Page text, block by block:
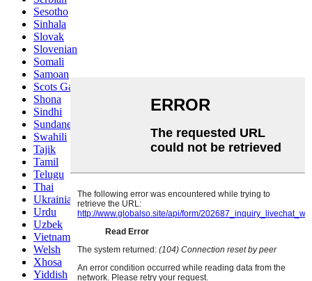
Sesotho
Sinhala
Slovak
Slovenian
Somali
Samoan
Scots Gaelic
Shona
Sindhi
Sundanese
Swahili
Tajik
Tamil
Telugu
Thai
Ukrainian
Urdu
Uzbek
Vietnamese
Welsh
Xhosa
Yiddish